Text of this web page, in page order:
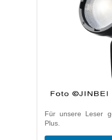
Für unsere Leser
Plus.